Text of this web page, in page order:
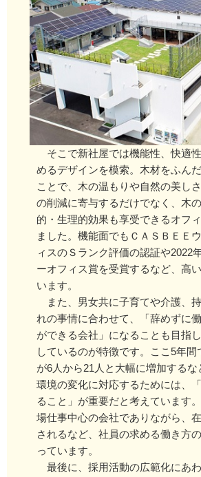
そこで新社屋では機能性、快適
めるデザインを模索。木材をふん
ことで、木の温もりや自然の美し
の削減に寄与するだけでなく、木
的・生理的効果も享受できるオフ
ました。機能面でもＣＡＳＢＥＥ
ィスのＳランク評価の認証や2022
ーオフィス賞を受賞するなど、高
います。
また、男女共に子育てや介護、
れの事情に合わせて、「辞めずに
ができる会社」になることも目指
しているのが特徴です。ここ5年間
が6人から21人と大幅に増加するな
環境の変化に対応するためには、
ること」が重要だと考えています
場仕事中心の会社でありながら、
されるなど、社員の求める働き方
っています。
最後に、採用活動の広範化にあ